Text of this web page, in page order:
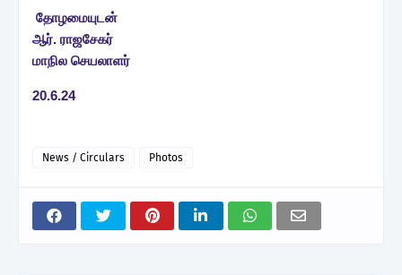
தோழமையுடன்
ஆர். ராஜசேகர்
மாநில செயலாளர்
20.6.24
News / Circulars Photos